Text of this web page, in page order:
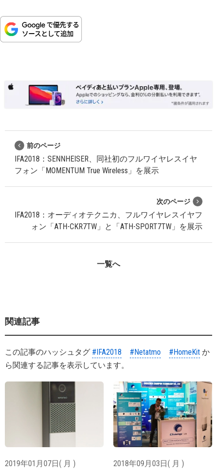
前のページ
IFA2018：SENNHEISER、同社初のフルワイヤレスイヤ
フォン「MOMENTUM True Wireless」を展示
次のページ
IFA2018：オーディオテクニカ、フルワイヤレスイヤフ
ォン「ATH-CKR7TW」と「ATH-SPORT7TW」を展示
一覧へ
関連記事
この記事のハッシュタグ #IFA2018 #Netatmo #HomeKit か
ら関連する記事を表示しています。
2019年01月07日( 月 ) 2018年09月03日( 月 )